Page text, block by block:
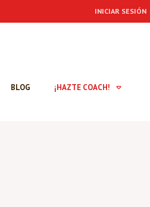
INICIAR SESIÓN
BLOG ¡HAZTE COACH!